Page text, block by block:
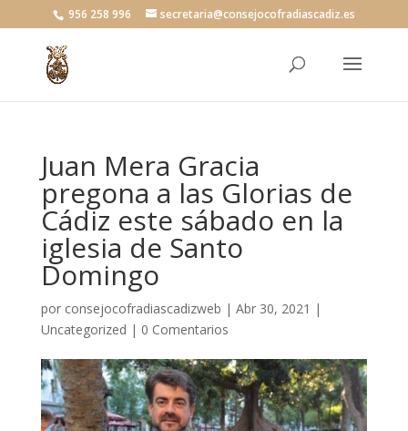
956 258 996 secretaria@consejocofradiascadiz.es
Juan Mera Gracia
pregona a las Glorias de
Cádiz este sábado en la
iglesia de Santo
Domingo
por consejocofradiascadizweb | Abr 30, 2021 |
Uncategorized | 0 Comentarios